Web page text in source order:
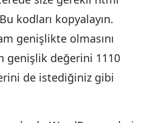
kodları kopyalayın.
genişlikte olmasını
genişlik değerini 1110
de istediğiniz gibi